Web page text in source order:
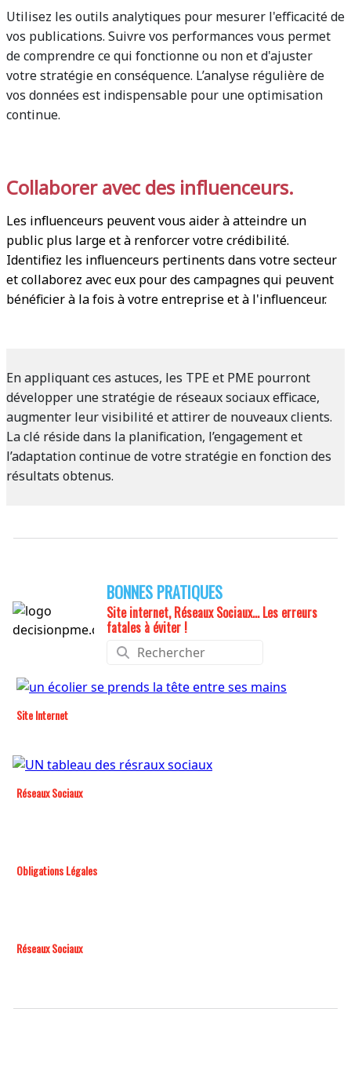
Utilisez les outils analytiques pour mesurer l'efficacité de
vos publications. Suivre vos performances vous permet
de comprendre ce qui fonctionne ou non et d'ajuster
votre stratégie en conséquence. L’analyse régulière de
vos données est indispensable pour une optimisation
continue.
Collaborer avec des influenceurs.
Les influenceurs peuvent vous aider à atteindre un
public plus large et à renforcer votre crédibilité.
Identifiez les influenceurs pertinents dans votre secteur
et collaborez avec eux pour des campagnes qui peuvent
bénéficier à la fois à votre entreprise et à l'influenceur.
En appliquant ces astuces, les TPE et PME pourront
développer une stratégie de réseaux sociaux efficace,
augmenter leur visibilité et attirer de nouveaux clients.
La clé réside dans la planification, l’engagement et
l’adaptation continue de votre stratégie en fonction des
résultats obtenus.
BONNES PRATIQUES
Site internet, Réseaux Sociaux... Les erreurs
fatales à éviter !
Site Internet
Réseaux Sociaux
Obligations Légales
Réseaux Sociaux